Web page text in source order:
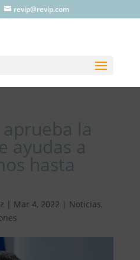
revip@revip.com
la
ayudas a
hasta
| Mar 4, 2022 | Noticias,